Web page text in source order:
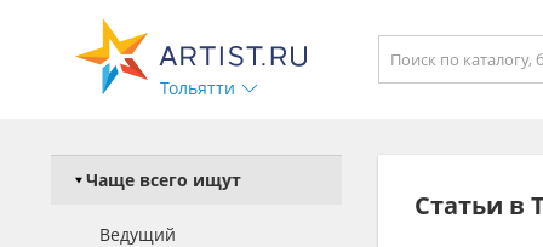
Тольятти
Чаще всего ищут
Ведущий
Статьи в